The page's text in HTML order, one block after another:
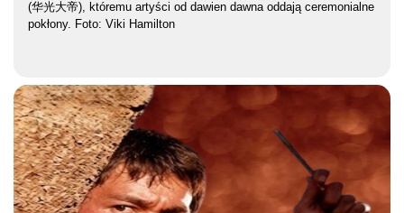
(华光大帝), któremu artyści od dawien dawna oddają ceremonialne
pokłony. Foto: Viki Hamilton